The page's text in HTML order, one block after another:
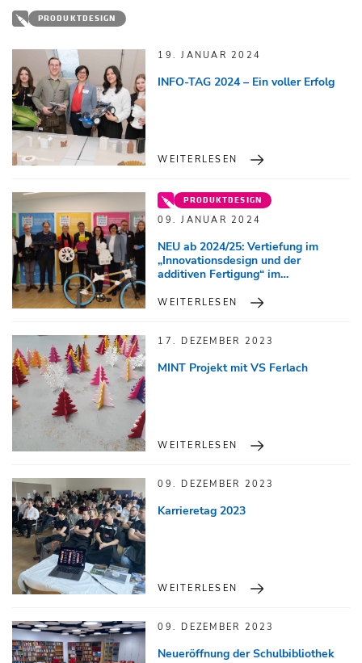
PRODUKTDESIGN
19. JANUAR 2024
INFO-TAG 2024 – Ein voller Erfolg
WEITERLESEN
PRODUKTDESIGN
09. JANUAR 2024
NEU ab 2024/25: Vertiefung im
„Innovationsdesign und der
additiven Fertigung“ im
WEITERLESEN
17. DEZEMBER 2023
MINT Projekt mit VS Ferlach
WEITERLESEN
09. DEZEMBER 2023
Karrieretag 2023
WEITERLESEN
09. DEZEMBER 2023
Neueröffnung der Schulbibliothek